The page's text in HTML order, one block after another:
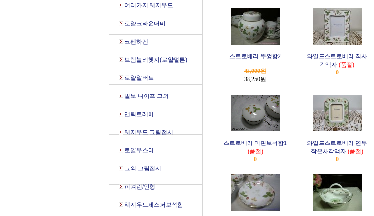
여러가지 웨지우드
로얄크라운더비
코펜하겐
브램블리헷지(로얄덜튼)
로얄알버트
빌보 나이프 그외
앤틱트레이
웨지우드 그림접시
로얄우스터
그외 그림접시
피겨린/인형
웨지우드제스퍼보석함
스트로베리 뚜껑함2
45,000원
38,250원
와일드스트로베리 직사
각액자 (품절)
0
스트로베리 머핀보석함1
(품절)
0
와일드스트로베리 연두
작은사각액자 (품절)
0